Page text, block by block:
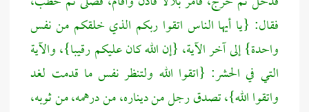
فقال: {يا أيها الناس اتقوا ربكم الذي خلقكم من نفس
واحدة} إلى آخر الآية، {إن الله كان عليكم رقيبا}، والآية
التي في الحشر: {اتقوا الله ولتنظر نفس ما قدمت لغد
واتقوا الله}، تصدق رجل من ديناره، من درهمه، من ثوبه،